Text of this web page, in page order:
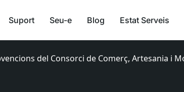
Suport Seu-e Blog Estat Serveis
del Consorci de Comerç, Artesania i